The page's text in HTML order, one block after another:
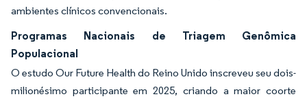
ambientes clínicos convencionais.
Programas Nacionais de Triagem Genômica
Populacional
O estudo Our Future Health do Reino Unido inscreveu seu dois-
milionésimo participante em 2025, criando a maior coorte